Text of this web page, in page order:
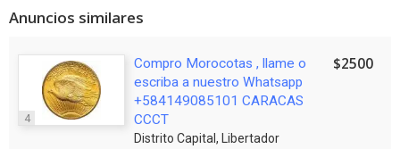
Anuncios similares
4
Compro Morocotas , llame o
escriba a nuestro Whatsapp
+584149085101 CARACAS
CCCT
Distrito Capital, Libertador
$2500